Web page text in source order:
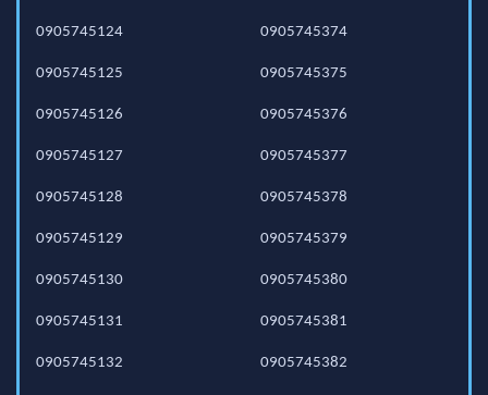
0905745124
0905745125
0905745126
0905745127
0905745128
0905745129
0905745130
0905745131
0905745132
0905745374
0905745375
0905745376
0905745377
0905745378
0905745379
0905745380
0905745381
0905745382